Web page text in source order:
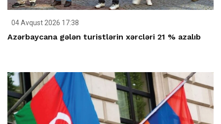
04 Avqust 2026 17:38
Azərbaycana gələn turistlərin xərcləri 21 % azalıb